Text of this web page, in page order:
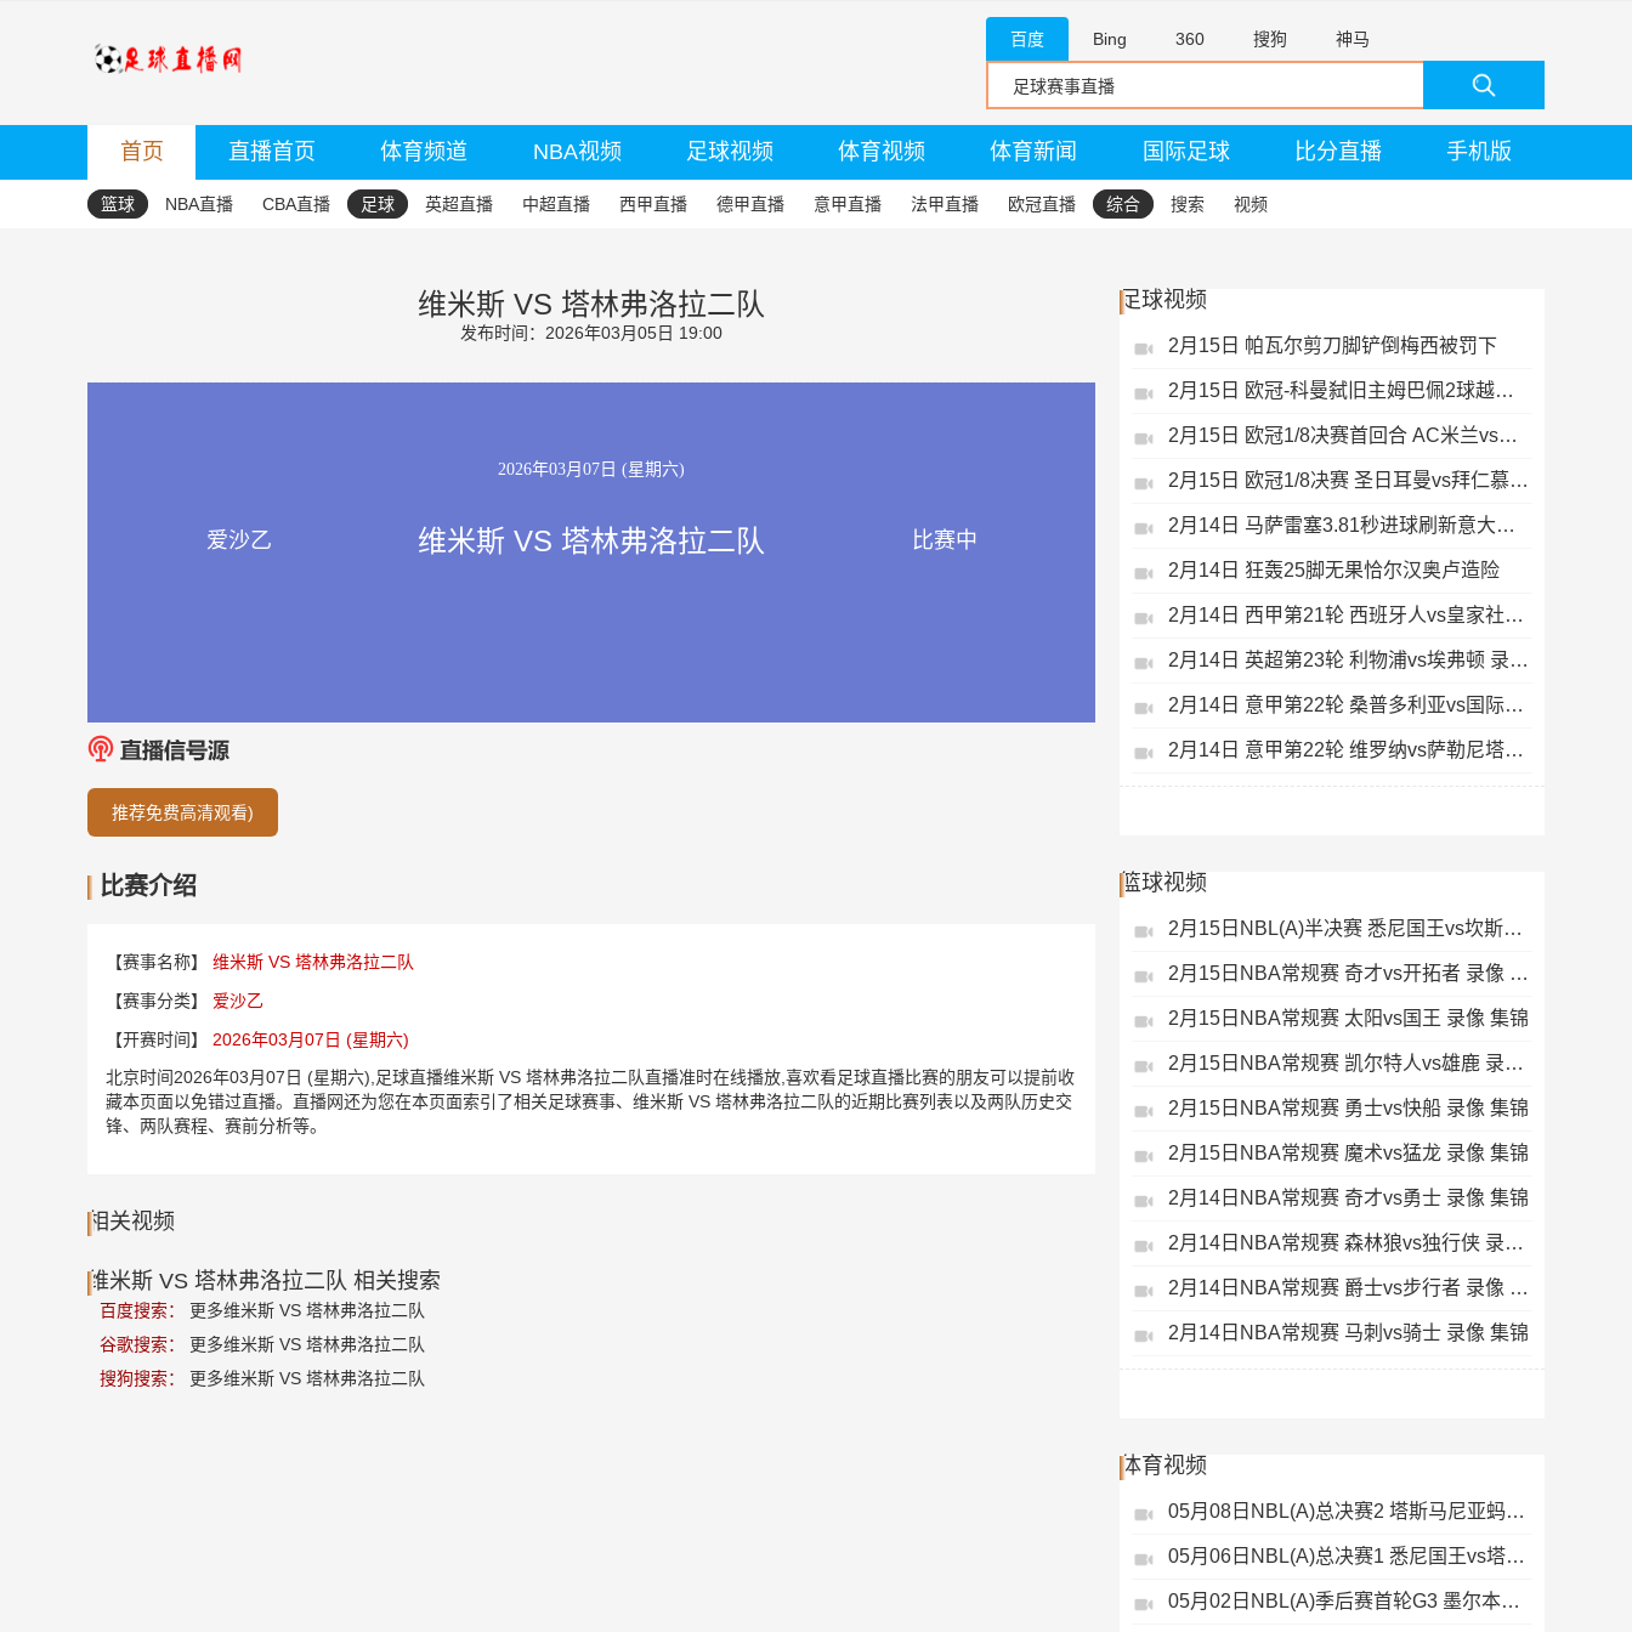
百度 Bing 360 搜狗 神马
首页 直播首页 体育频道 NBA视频 足球视频 体育视频 体育新闻 国际足球 比分直播 手机版
篮球 NBA直播 CBA直播 足球 英超直播 中超直播 西甲直播 德甲直播 意甲直播 法甲直播 欧冠直播 综合 搜索 视频
维米斯 VS 塔林弗洛拉二队
发布时间：2026年03月05日 19:00
2026年03月07日 (星期六)
爱沙乙 维米斯 VS 塔林弗洛拉二队 比赛中
推荐免费高清观看)
比赛介绍
【赛事名称】
维米斯 VS 塔林弗洛拉二队
【赛事分类】
爱沙乙
【开赛时间】
2026年03月07日 (星期六)
北京时间2026年03月07日 (星期六),足球直播维米斯 VS 塔林弗洛拉二队直播准时在线播放,喜欢看足球直播比赛的朋友可以提前收
藏本页面以免错过直播。直播网还为您在本页面索引了相关足球赛事、维米斯 VS 塔林弗洛拉二队的近期比赛列表以及两队历史交
锋、两队赛程、赛前分析等。
相关视频
维米斯 VS 塔林弗洛拉二队 相关搜索
百度搜索：
更多维米斯 VS 塔林弗洛拉二队
谷歌搜索：
更多维米斯 VS 塔林弗洛拉二队
搜狗搜索：
更多维米斯 VS 塔林弗洛拉二队
足球视频
2月15日 帕瓦尔剪刀脚铲倒梅西被罚下
2月15日 欧冠-科曼弑旧主姆巴佩2球越位无效
2月15日 欧冠1/8决赛首回合 AC米兰vs热刺 录像 集锦
2月15日 欧冠1/8决赛 圣日耳曼vs拜仁慕尼黑 录像 集锦
2月14日 马萨雷塞3.81秒进球刷新意大利历史
2月14日 狂轰25脚无果恰尔汉奥卢造险
2月14日 西甲第21轮 西班牙人vs皇家社会 录像 集锦
2月14日 英超第23轮 利物浦vs埃弗顿 录像 集锦
2月14日 意甲第22轮 桑普多利亚vs国际米兰 录像 集锦
2月14日 意甲第22轮 维罗纳vs萨勒尼塔纳 录像 集锦
篮球视频
2月15日NBL(A)半决赛 悉尼国王vs坎斯大班 录像 集锦
2月15日NBA常规赛 奇才vs开拓者 录像 集锦
2月15日NBA常规赛 太阳vs国王 录像 集锦
2月15日NBA常规赛 凯尔特人vs雄鹿 录像 集锦
2月15日NBA常规赛 勇士vs快船 录像 集锦
2月15日NBA常规赛 魔术vs猛龙 录像 集锦
2月14日NBA常规赛 奇才vs勇士 录像 集锦
2月14日NBA常规赛 森林狼vs独行侠 录像 集锦
2月14日NBA常规赛 爵士vs步行者 录像 集锦
2月14日NBA常规赛 马刺vs骑士 录像 集锦
体育视频
05月08日NBL(A)总决赛2 塔斯马尼亚蚂蚁vs悉尼国王 录像
05月06日NBL(A)总决赛1 悉尼国王vs塔斯马尼亚蚂蚁 全场录像
05月02日NBL(A)季后赛首轮G3 墨尔本联 - 塔斯马尼亚蚂蚁 录像集锦